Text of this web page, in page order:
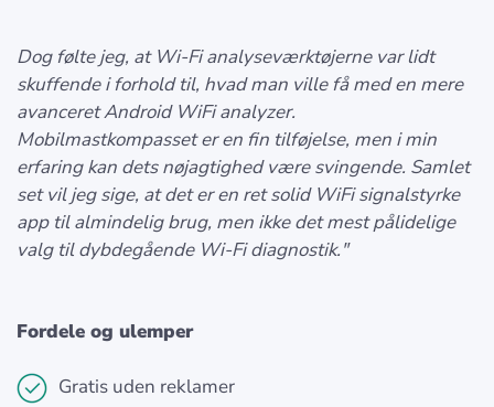
Dog følte jeg, at Wi-Fi analyseværktøjerne var lidt
skuffende i forhold til, hvad man ville få med en mere
avanceret Android WiFi analyzer.
Mobilmastkompasset er en fin tilføjelse, men i min
erfaring kan dets nøjagtighed være svingende. Samlet
set vil jeg sige, at det er en ret solid WiFi signalstyrke
app til almindelig brug, men ikke det mest pålidelige
valg til dybdegående Wi-Fi diagnostik."
Fordele og ulemper
Gratis uden reklamer